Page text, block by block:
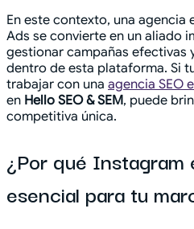
En este contexto, una agencia
Ads se convierte en un aliado
gestionar campañas efectivas
dentro de esta plataforma. Si
trabajar con una agencia SEO
en Hello SEO & SEM, puede
competitiva única.
¿Por qué Instagram
esencial para tu